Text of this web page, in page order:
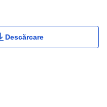
Portlet
Descărcare